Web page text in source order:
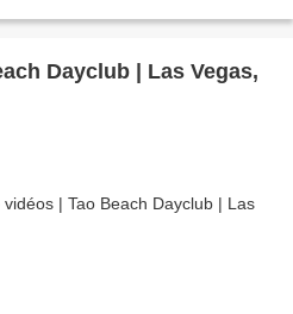
Dayclub | Las Vegas,